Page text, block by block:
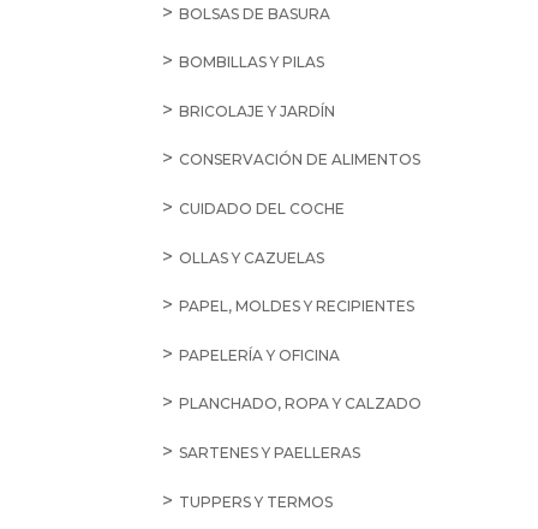
BOLSAS DE BASURA
BOMBILLAS Y PILAS
BRICOLAJE Y JARDÍN
CONSERVACIÓN DE ALIMENTOS
CUIDADO DEL COCHE
OLLAS Y CAZUELAS
PAPEL, MOLDES Y RECIPIENTES
PAPELERÍA Y OFICINA
PLANCHADO, ROPA Y CALZADO
SARTENES Y PAELLERAS
TUPPERS Y TERMOS